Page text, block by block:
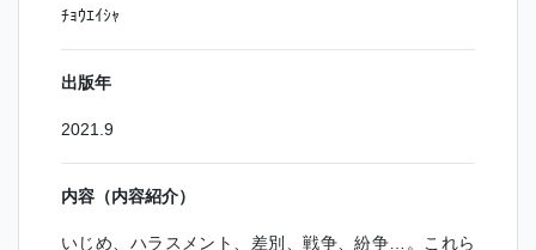
ﾁｮｳｴｲｼｬ
出版年
2021.9
内容（内容紹介）
いじめ、ハラスメント、差別、戦争、紛争…。これら